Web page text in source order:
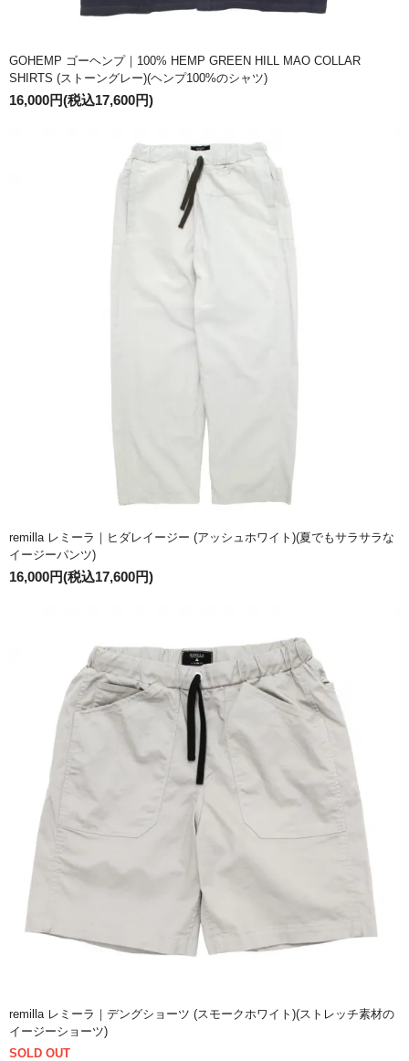
GOHEMP ゴーヘンプ｜100% HEMP GREEN HILL MAO COLLAR
SHIRTS (ストーングレー)(ヘンプ100%のシャツ)
16,000円(税込17,600円)
remilla レミーラ｜ヒダレイージー (アッシュホワイト)(夏でもサラサラな
イージーパンツ)
16,000円(税込17,600円)
remilla レミーラ｜デングショーツ (スモークホワイト)(ストレッチ素材の
イージーショーツ)
SOLD OUT